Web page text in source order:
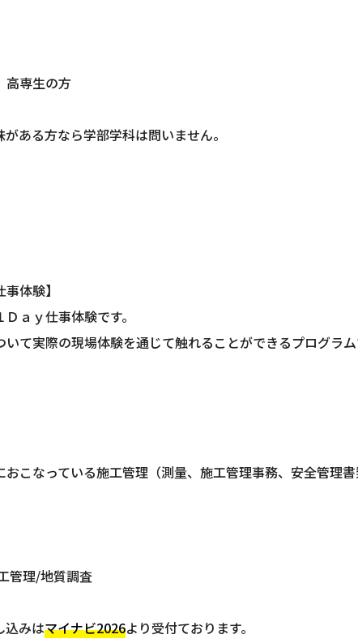
高専生の方
ある方なら学部学科は問いません。
体験】
ａｙ仕事体験です。
て実際の現場体験を通じて触れることができるプログラ
こなっている施工管理（測量、施工管理事務、安全管理
管理/地質調査
込みはマイナビ2026より受付ております。